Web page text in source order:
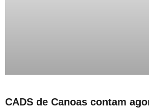
CADS de Canoas contam